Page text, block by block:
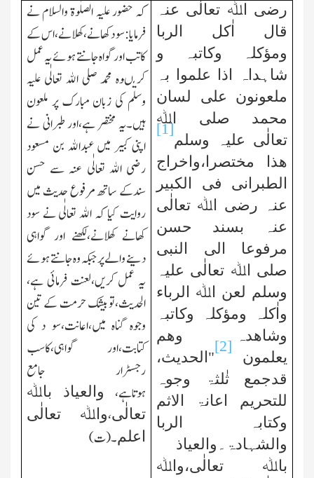
رضی اﷲ تعالٰی عنہ
قال اٰکل الربا
ومؤکلہ وکاتبہ و
شاہداہ اذا علموا بہ
ملعونون علی لسان
محمد صلی اﷲ
تعالٰی علیہ وسلم
[1]
ھذا مختصرا،واخراج
الطبرانی فی الکبیر
عنہ رضی اﷲ تعالٰی
عنہ بسند حسن
مرفوعا الی النبی
صلی اﷲ تعالٰی علیہ
وسلم لعن اﷲ الرباء
واٰکلہ ومؤکلہ وکاتبہ
وشاھدہ وھم
یعلمون
[2]
"الحدیث،
قدجمع ثٰلثۃ وجوہ
للتحریم اعانۃ الاثم
وکتابہ الربا
والشہادۃ۔ والعیاذ
باﷲ تعالٰی،واﷲ
کہ حضور علیہ الصلٰوۃ والسلام نے
فرمایا:سو دکھانے،کھلانے، اس کے
کاتب اور گواہ جانتے ہوئے یہ عمل
کریںوہ محمد صلی اﷲ تعالٰی علیہ
وسلم کی زبان مبارك پر ملعون
ہیں۔یہ مختصر ہے،اور طبرانی نے
اپنی کبیر میں عبداﷲ بن مسعود
رضی اﷲ تعالٰی عنہ سے حسن
سندکے ساتھ مرفوع حدیث میں
روایت کیا کہ اﷲ تعالٰی نے سود
کھانے کھلانے،لکھنے اور گواہی
دینے والے پر جبکہ وہ جانتے ہوئے
یہ عمل کریں،لعنت فرمائی ہے،
الحدیث،تو بیشك حرمت کے تین
وجوہ گناہ میں،اعانت،سو د کی
کتابت،اور گواہی،کاسب
رجسٹرار جامع
ہوتاہے، والعیاذ باﷲ
تعالٰی،واﷲ تعالٰی
اعلم۔(ت)